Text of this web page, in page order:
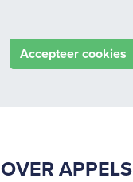
Accepteer cookies
OVER APPELS